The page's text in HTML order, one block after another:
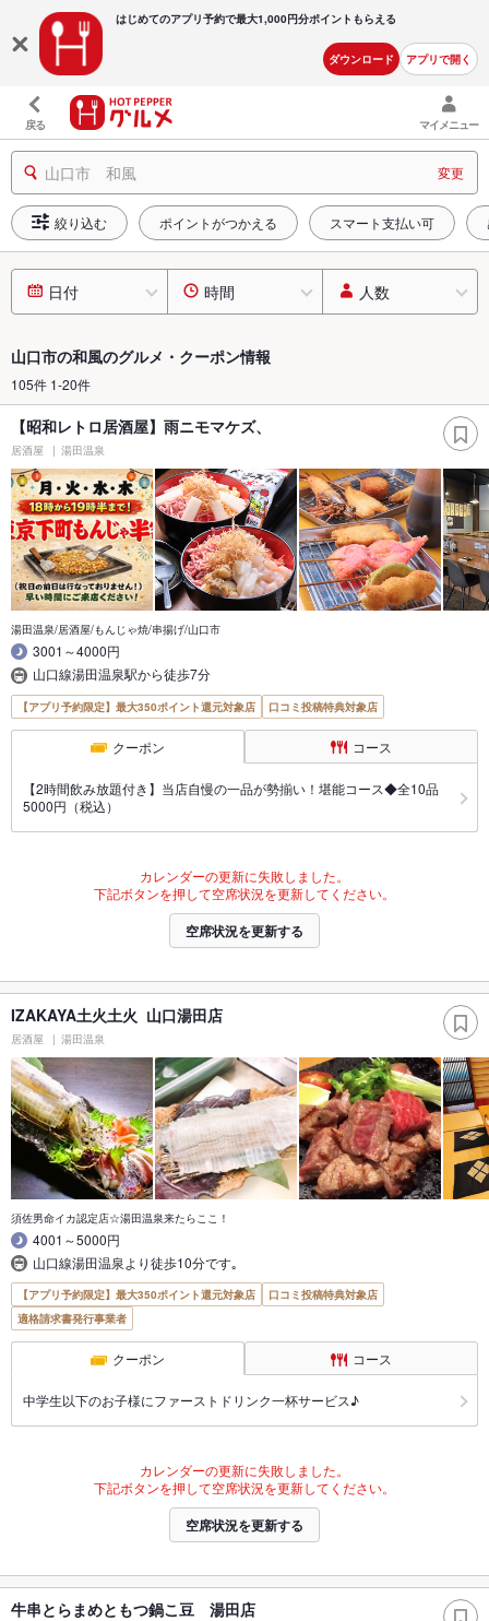
はじめてのアプリ予約で最大1,000円分ポイントもらえる
ダウンロード アプリで開く
戻る マイメニュー
山口市 和風 変更
絞り込む ポイントがつかえる スマート支払い可
日付 時間 人数
山口市の和風のグルメ・クーポン情報
105件 1-20件
【昭和レトロ居酒屋】雨ニモマケズ、
居酒屋 湯田温泉
湯田温泉/居酒屋/もんじゃ焼/串揚げ/山口市
3001～4000円
山口線湯田温泉駅から徒歩7分
【アプリ予約限定】最大350ポイント還元対象店 口コミ投稿特典対象店
クーポン コース
【2時間飲み放題付き】当店自慢の一品が勢揃い！堪能コース◆全10品
5000円（税込）
カレンダーの更新に失敗しました。
下記ボタンを押して空席状況を更新してください。
空席状況を更新する
IZAKAYA土火土火 山口湯田店
居酒屋 湯田温泉
須佐男命イカ認定店☆湯田温泉来たらここ！
4001～5000円
山口線湯田温泉より徒歩10分です｡
【アプリ予約限定】最大350ポイント還元対象店
口コミ投稿特典対象店
適格請求書発行事業者
クーポン コース
中学生以下のお子様にファーストドリンク一杯サービス♪
カレンダーの更新に失敗しました。
下記ボタンを押して空席状況を更新してください。
空席状況を更新する
牛串とらまめともつ鍋こ豆 湯田店